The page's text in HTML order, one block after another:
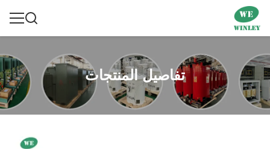
تفاصيل المنتجات